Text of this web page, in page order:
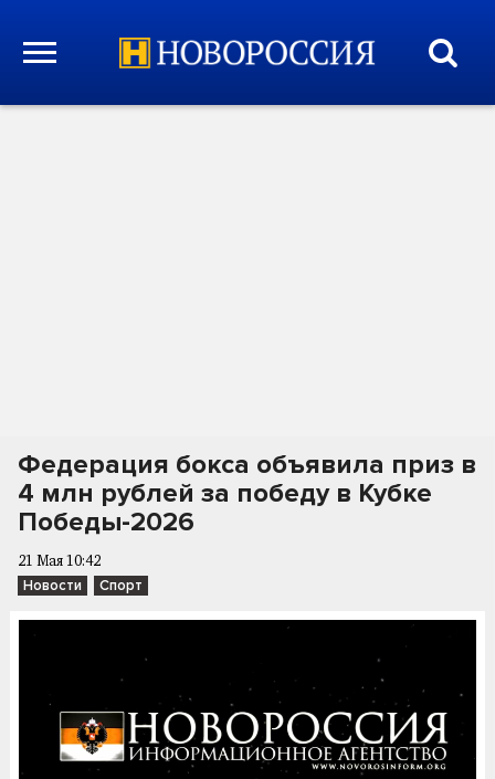
Федерация бокса объявила приз в
4 млн рублей за победу в Кубке
Победы-2026
21 Мая 10:42
Новости Спорт